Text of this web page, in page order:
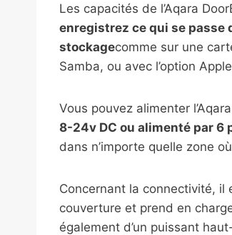
Les capacités de l’Aqara
enregistrez ce qui se passe
stockagecomme sur une
Samba, ou avec l’option
Vous pouvez alimenter
8-24v DC ou alimenté par 6
dans n’importe quelle zone
Concernant la connectivité, il
couverture et prend en
également d’un puissant